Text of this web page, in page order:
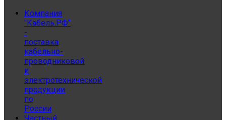
Компания
"Кабель.РФ"
-
поставка
кабельно-
проводниковой
и
электротехнической
продукции
по
России